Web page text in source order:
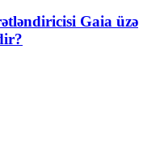
Gaia üzə